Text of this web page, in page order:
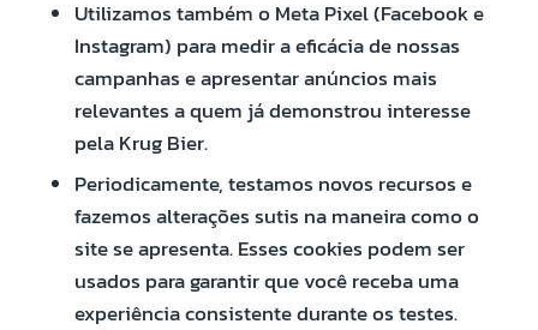
Utilizamos também o Meta Pixel (Facebook e
Instagram) para medir a eficácia de nossas
campanhas e apresentar anúncios mais
relevantes a quem já demonstrou interesse
pela Krug Bier.
Periodicamente, testamos novos recursos e
fazemos alterações sutis na maneira como o
site se apresenta. Esses cookies podem ser
usados para garantir que você receba uma
experiência consistente durante os testes.